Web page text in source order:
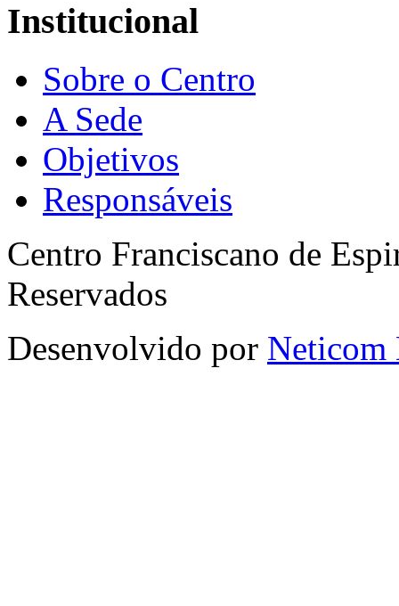
Institucional
Sobre o Centro
A Sede
Objetivos
Responsáveis
Centro Franciscano de
Reservados
Desenvolvido por Neticom